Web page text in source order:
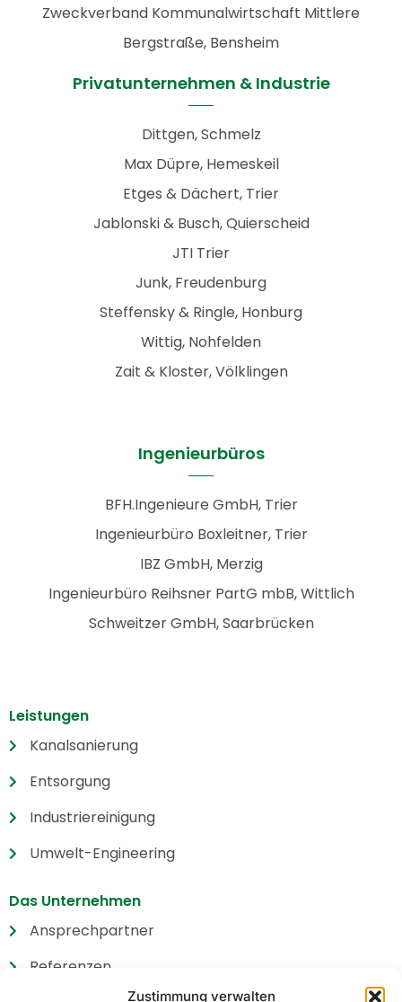
Zustimmung verwalten
Zweckverband Kommunalwirtschaft Mittlere
Bergstraße, Bensheim
Privatunternehmen & Industrie
Dittgen, Schmelz
Max Düpre, Hemeskeil
Etges & Dächert, Trier
Jablonski & Busch, Quierscheid
JTI Trier
Junk, Freudenburg
Steffensky & Ringle, Honburg
Wittig, Nohfelden
Zait & Kloster, Völklingen
Ingenieurbüros
BFH.Ingenieure GmbH, Trier
Ingenieurbüro Boxleitner, Trier
IBZ GmbH, Merzig
Ingenieurbüro Reihsner PartG mbB, Wittlich
Schweitzer GmbH, Saarbrücken
Leistungen
Kanalsanierung
Entsorgung
Industriereinigung
Umwelt-Engineering
Das Unternehmen
Ansprechpartner
Referenzen